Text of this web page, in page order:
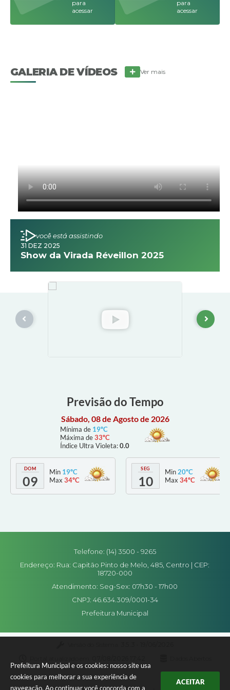
Prefeitura Municipal e os cookies: nosso site usa
cookies para melhorar a sua experiência de
navegação. Ao continuar você concorda com a
ACEITAR
para
acessar
para
acessar
GALERIA DE VÍDEOS Ver mais
você está assistindo
31 DEZ 2025
Show da Virada Réveillon 2025
Previsão do Tempo
Sábado, 08 de Agosto de 2026
Mínima de 19ºC
Máxima de33ºC
Índice Ultra Violeta:0.0
DOM
09
Min 19ºC
Max 34ºC
SEG
10
Min20ºC
Max 34ºC
Telefone: (14) 3500 - 9265
Endereço: Rua: Capitão Pinto de Melo, 485, Centro | CEP:
18720-000
Atendimento: Seg-Sex: 07h30 - 17h00
CNPJ: 46.634.309/0001-34
Prefeitura Municipal